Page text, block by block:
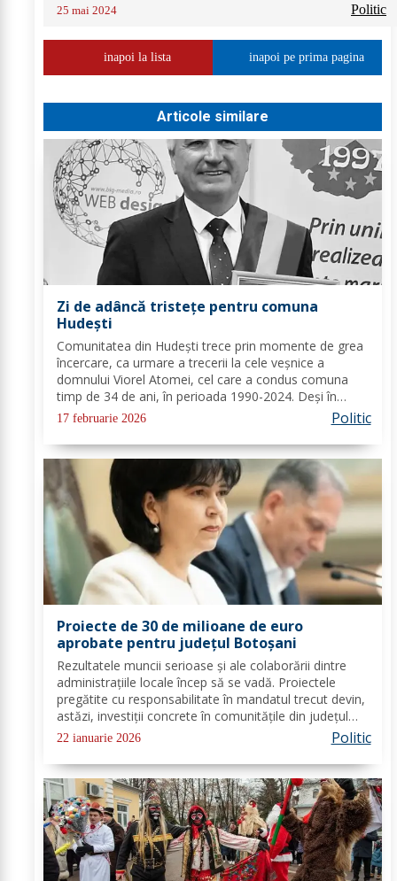
25 mai 2024 Politic
inapoi la lista inapoi pe prima pagina
Articole similare
Zi de adâncă tristețe pentru comuna
Hudești
Comunitatea din Hudești trece prin momente de grea
încercare, ca urmare a trecerii la cele veșnice a
domnului Viorel Atomei, cel care a condus comuna
timp de 34 de ani, în perioada 1990-2024. Deși în
ultima perioadă s-a confruntat cu probleme de
sănătate, vestea dispariției sale a adus multă durere...
17 februarie 2026 Politic
Proiecte de 30 de milioane de euro
aprobate pentru județul Botoșani
Rezultatele muncii serioase și ale colaborării dintre
administrațiile locale încep să se vadă. Proiectele
pregătite cu responsabilitate în mandatul trecut devin,
astăzi, investiții concrete în comunitățile din județul
Botoșani. Acestea vizează modernizarea iluminatului
22 ianuarie 2026 Politic